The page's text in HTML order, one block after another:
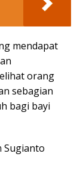
mendapat
orang
sebagian
bagi bayi
Sugianto